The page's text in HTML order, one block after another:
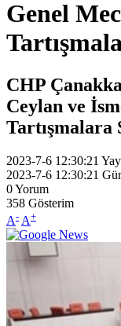
Genel
CHP
Ceylan ve
Tartışmalara
2023-7-6 12:30:21
2023-7-6 12:30:21
0Yorum
358 Gösterim
A- A+